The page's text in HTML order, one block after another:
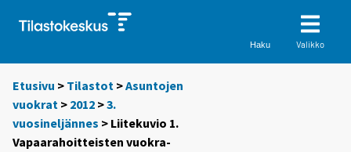
Haku Valikko
Etusivu > Tilastot >Asuntojen
vuokrat > 2012 >3.
vuosineljännes > Liitekuvio 1.
Vapaarahoitteisten vuokra-